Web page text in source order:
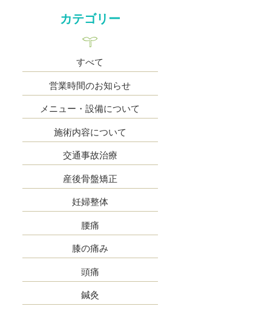
カテゴリー
すべて
営業時間のお知らせ
メニュー・設備について
施術内容について
交通事故治療
産後骨盤矯正
妊婦整体
腰痛
膝の痛み
頭痛
鍼灸